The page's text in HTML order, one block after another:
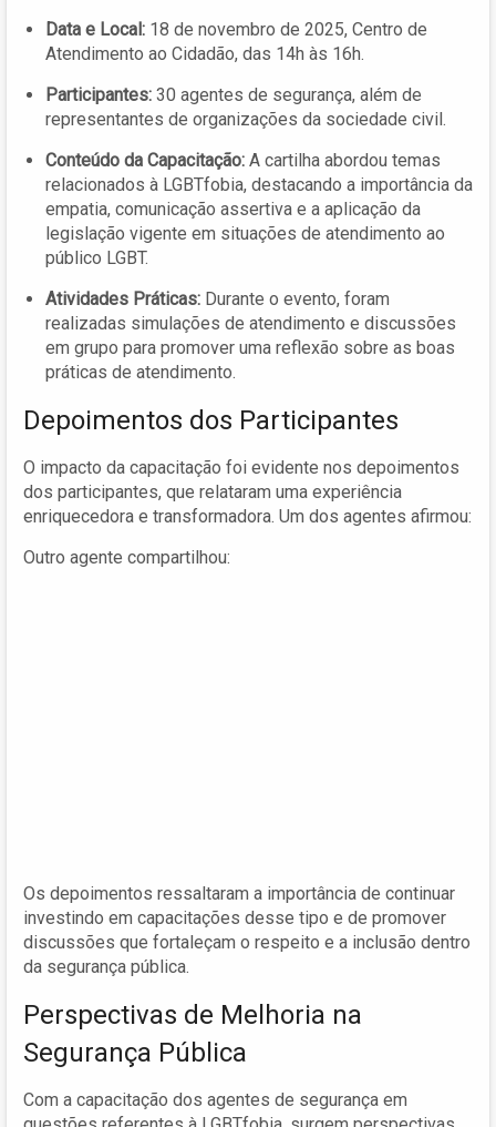
Data e Local: 18 de novembro de 2025, Centro de
Atendimento ao Cidadão, das 14h às 16h.
Participantes: 30 agentes de segurança, além de
representantes de organizações da sociedade civil.
Conteúdo da Capacitação: A cartilha abordou temas
relacionados à LGBTfobia, destacando a importância da
empatia, comunicação assertiva e a aplicação da
legislação vigente em situações de atendimento ao
público LGBT.
Atividades Práticas: Durante o evento, foram
realizadas simulações de atendimento e discussões
em grupo para promover uma reflexão sobre as boas
práticas de atendimento.
Depoimentos dos Participantes
O impacto da capacitação foi evidente nos depoimentos
dos participantes, que relataram uma experiência
enriquecedora e transformadora. Um dos agentes afirmou:
Outro agente compartilhou:
Os depoimentos ressaltaram a importância de continuar
investindo em capacitações desse tipo e de promover
discussões que fortaleçam o respeito e a inclusão dentro
da segurança pública.
Perspectivas de Melhoria na
Segurança Pública
Com a capacitação dos agentes de segurança em